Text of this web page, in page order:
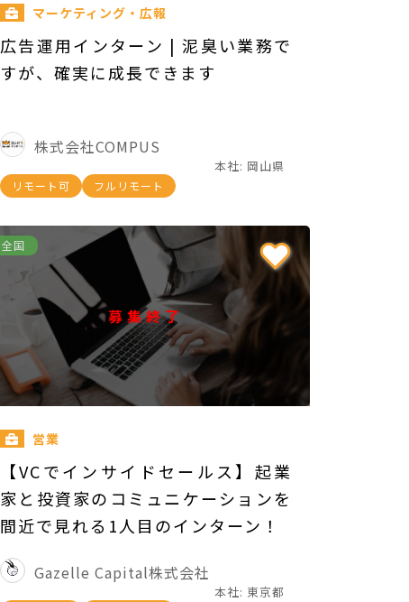
マーケティング・広報
広告運用インターン | 泥臭い業務で
すが、確実に成長できます
株式会社COMPUS
本社: 岡山県
リモート可 フルリモート
全国
募集終了
営業
【VCでインサイドセールス】起業
家と投資家のコミュニケーションを
間近で見れる1人目のインターン！
Gazelle Capital株式会社
本社: 東京都